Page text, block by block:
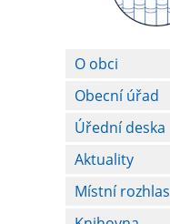
O obci
Obecní úřad
Úřední deska
Aktuality
Místní rozhlas